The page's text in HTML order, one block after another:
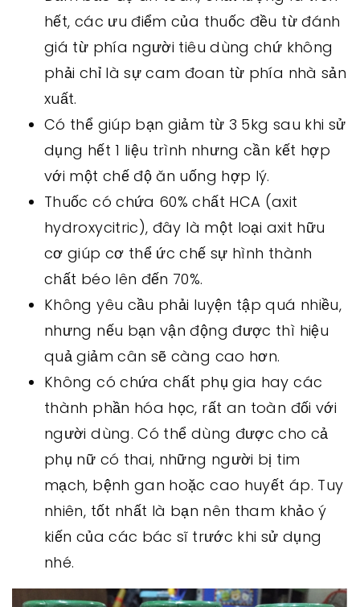
hết, các ưu điểm của thuốc đều từ đánh
giá từ phía người tiêu dùng chứ không
phải chỉ là sự cam đoan từ phía nhà sản
xuất.
Có thể giúp bạn giảm từ 3 5kg sau khi sử
dụng hết 1 liệu trình nhưng cần kết hợp
với một chế độ ăn uống hợp lý.
Thuốc có chứa 60% chất HCA (axit
hydroxycitric), đây là một loại axit hữu
cơ giúp cơ thể ức chế sự hình thành
chất béo lên đến 70%.
Không yêu cầu phải luyện tập quá nhiều,
nhưng nếu bạn vận động được thì hiệu
quả giảm cân sẽ càng cao hơn.
Không có chứa chất phụ gia hay các
thành phần hóa học, rất an toàn đối với
người dùng. Có thể dùng được cho cả
phụ nữ có thai, những người bị tim
mạch, bệnh gan hoặc cao huyết áp. Tuy
nhiên, tốt nhất là bạn nên tham khảo ý
kiến của các bác sĩ trước khi sử dụng
nhé.